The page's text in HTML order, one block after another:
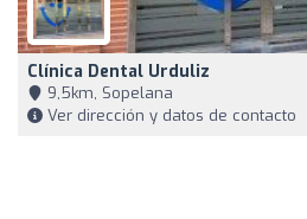
Clínica Dental Urduliz
9,5km, Sopelana
Ver dirección y datos de contacto